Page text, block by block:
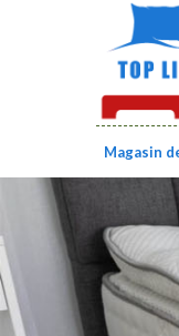
Magasin